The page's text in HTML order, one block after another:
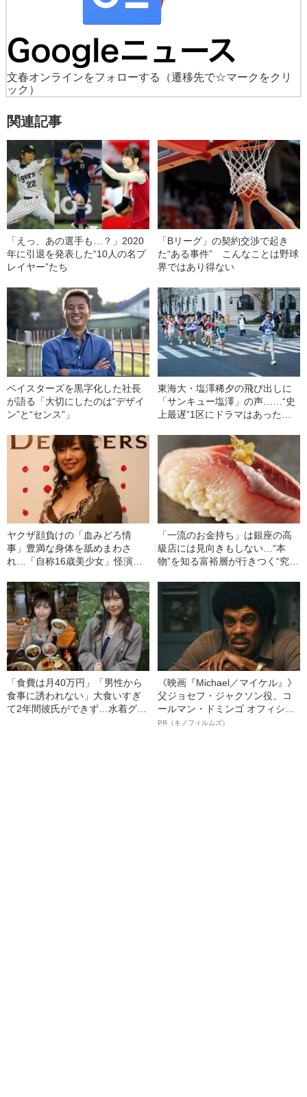
文春オンラインをフォローする
（遷移先で☆マークをクリ
ック）
関連記事
「えっ、あの選手も…？」2020
年に引退を発表した“10人の名プ
レイヤー”たち
「Bリーグ」の契約交渉で起き
た“ある事件” こんなことは野球
界ではあり得ない
ベイスターズを黒字化した社長
が語る「大切にしたのは“デザイ
ン”と“センス”」
東海大・塩澤稀夕の飛び出しに
「サンキュー塩澤」の声……“史
上最遅”1区にドラマはあった
と見られなかった名場面」往路
編
ヤクザ顔負けの「血みどろ情
事」豊満な身体を舐めまわさ
れ…「自称16歳美少女」怪演
ぎる“熟れ方”
「一流のお金持ち」は銀座の高
級店には見向きもしない…“本
物”を知る富裕層が行きつく“究極
「食費は月40万円」「男性から
食事に誘われない」大食いすぎ
て2年間彼氏ができず…水着グラ
《映画『Michael／マイケル』》
父ジョセフ・ジャクソン役、コ
ールマン・ドミンゴ オフィシャ
ルインタビュー“観客を魅了した
PR（キノフィルムズ）